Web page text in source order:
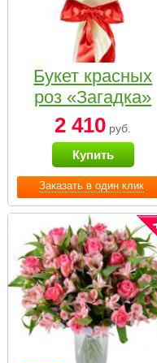
Заказать в один клик
Букет красных
роз «Загадка»
2 410 руб.
Купить